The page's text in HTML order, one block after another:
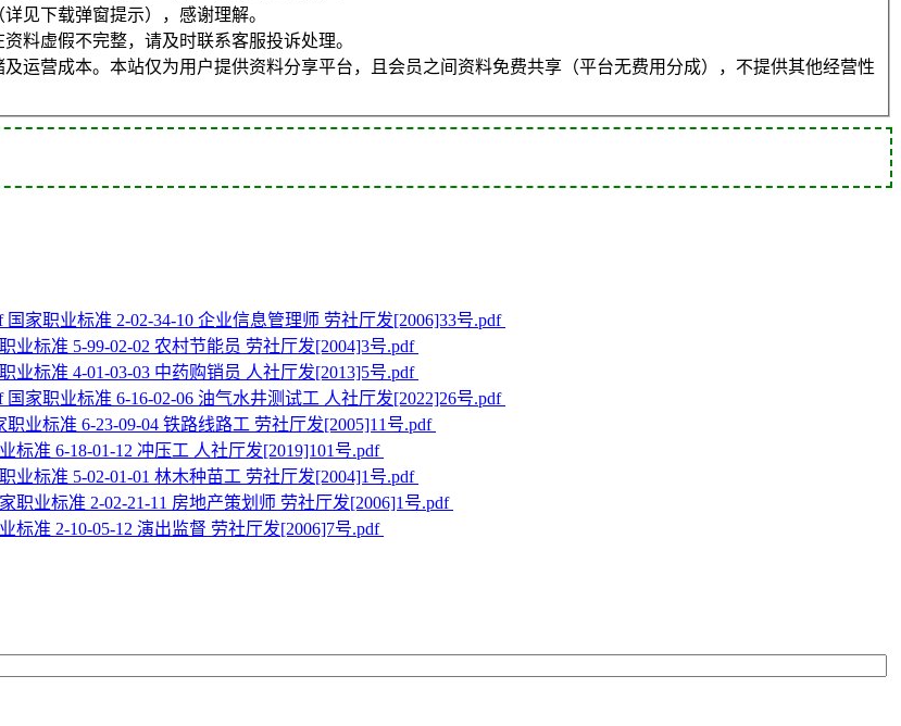
见下载弹窗提示），感谢理解。
料虚假不完整，请及时联系客服投诉处理。
运营成本。本站仅为用户提供资料分享平台，且会员之间资料免费共享（平台无费用分成），不提供其他经营性
国家职业标准 2-02-34-10 企业信息管理师 劳社厅发[2006]33号.pdf
业标准 5-99-02-02 农村节能员 劳社厅发[2004]3号.pdf
业标准 4-01-03-03 中药购销员 人社厅发[2013]5号.pdf
国家职业标准 6-16-02-06 油气水井测试工 人社厅发[2022]26号.pdf
职业标准 6-23-09-04 铁路线路工 劳社厅发[2005]11号.pdf
标准 6-18-01-12 冲压工 人社厅发[2019]101号.pdf
业标准 5-02-01-01 林木种苗工 劳社厅发[2004]1号.pdf
职业标准 2-02-21-11 房地产策划师 劳社厅发[2006]1号.pdf
标准 2-10-05-12 演出监督 劳社厅发[2006]7号.pdf